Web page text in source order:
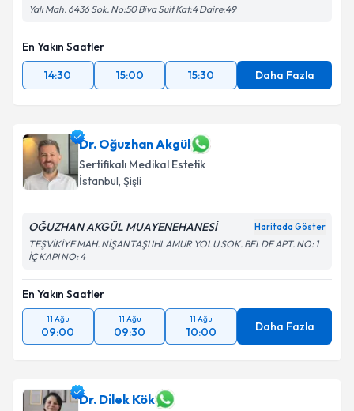
Yalı Mah. 6436 Sok. No:50 Biva Suit Kat:4 Daire:49
En Yakın Saatler
14:30
15:00 15:30 Daha Fazla
Dr. Oğuzhan Akgül
Sertifikalı Medikal Estetik
İstanbul, Şişli
OĞUZHAN AKGÜL MUAYENEHANESİ Haritada Göster
TEŞVİKİYE MAH. NİŞANTAŞI IHLAMUR YOLU SOK. BELDE APT. NO: 1
İÇ KAPI NO: 4
En Yakın Saatler
11 Ağu
09:00
11 Ağu
09:30
11 Ağu
10:00 Daha Fazla
Dr. Dilek Kök